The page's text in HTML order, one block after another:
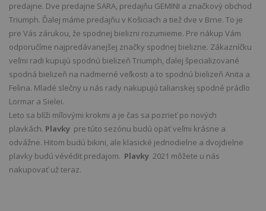
predajne. Dve predajne SARA, predajňu GEMINI a značkový obchod
Triumph. Ďalej máme predajňu v Košiciach a tiež dve v Brne. To je
pre Vás zárukou, že spodnej bielizni rozumieme. Pre nákup Vám
odporučíme najpredávanejšej značky spodnej bielizne. Zákazníčku
veľmi radi kupujú spodnú bielizeň Triumph, ďalej špecializované
spodná bielizeň na nadmerné veľkosti a to spodnú bielizeň Anita a
Felina. Mladé slečny u nás rady nakupujú talianskej spodné prádlo
Lormar a Sielei.
Leto sa blíži míľovými krokmi a je čas sa pozrieť po nových
plavkách. Plavky pre túto sezónu budú opäť veľmi krásne a
odvážne. Hitom budú bikini, ale klasické jednodielne a dvojdielne
plavky budú vévédit predajom. Plavky 2021 môžete u nás
nakupovať už teraz.